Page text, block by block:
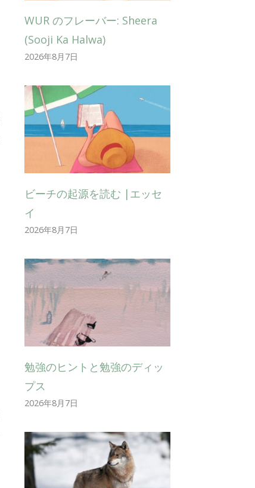
WUR のフレーバー: Sheera
(Sooji Ka Halwa)
2026年8月7日
ビーチの起源を読む |エッセ
イ
2026年8月7日
勉強のヒントと勉強のディッ
プス
2026年8月7日